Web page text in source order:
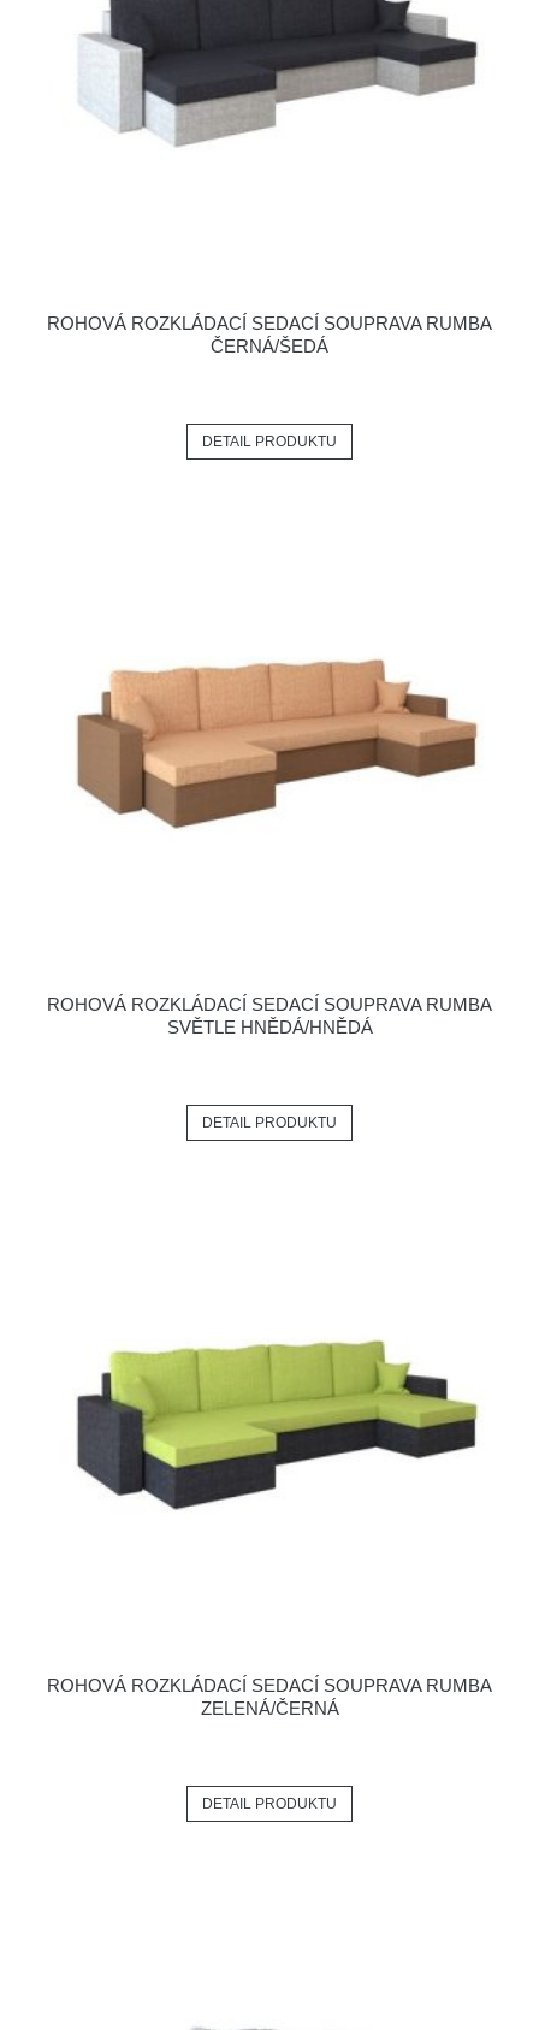
ROHOVÁ ROZKLÁDACÍ SEDACÍ SOUPRAVA RUMBA
ČERNÁ/ŠEDÁ
DETAIL PRODUKTU
ROHOVÁ ROZKLÁDACÍ SEDACÍ SOUPRAVA RUMBA
SVĚTLE HNĚDÁ/HNĚDÁ
DETAIL PRODUKTU
ROHOVÁ ROZKLÁDACÍ SEDACÍ SOUPRAVA RUMBA
ZELENÁ/ČERNÁ
DETAIL PRODUKTU